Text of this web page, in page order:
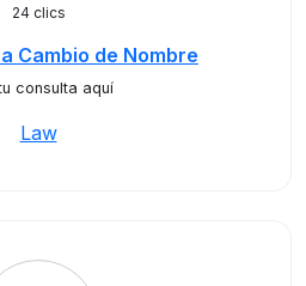
24 clics
Cambio de Nombre
consulta aquí
Law